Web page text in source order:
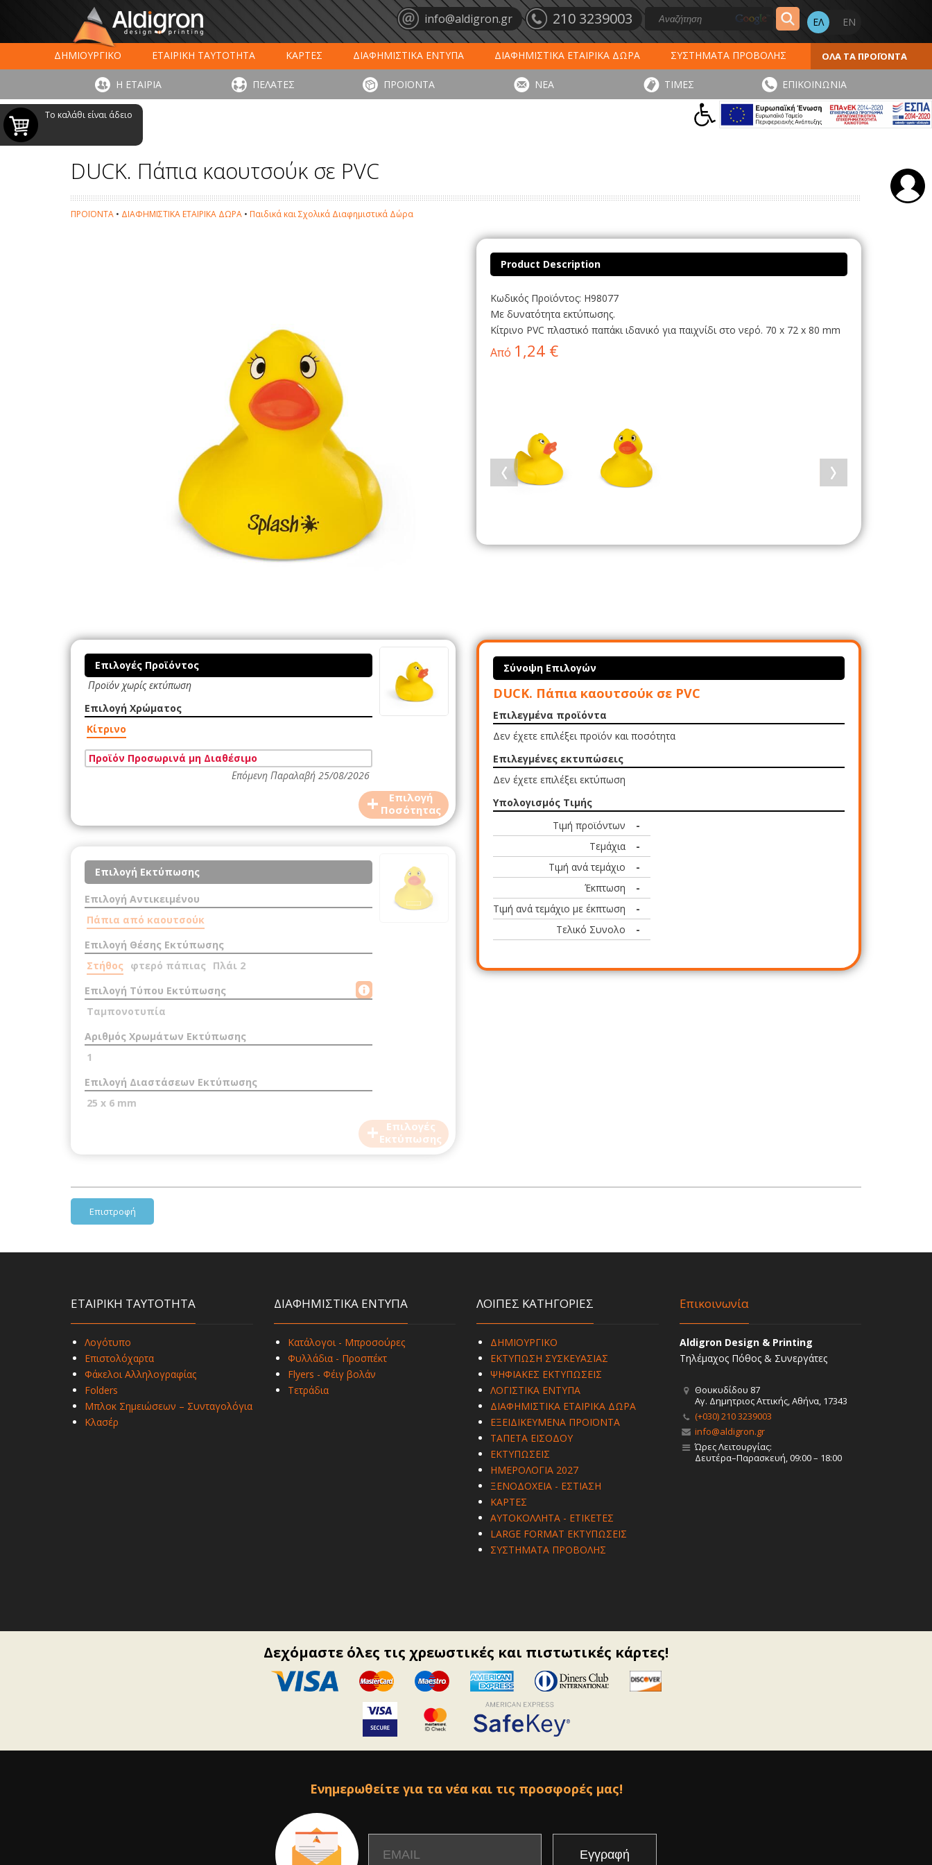
info@aldigron.gr 210 3239003
ΔΗΜΙΟΥΡΓΙΚΟ ΕΤΑΙΡΙΚΗ ΤΑΥΤΟΤΗΤΑ ΚΑΡΤΕΣ ΔΙΑΦΗΜΙΣΤΙΚΑ ΕΝΤΥΠΑ ΔΙΑΦΗΜΙΣΤΙΚΑ ΕΤΑΙΡΙΚΑ ΔΩΡΑ
ΣΥΣΤΗΜΑΤΑ ΠΡΟΒΟΛΗΣ
ΕΚΤΥΠΩΣΗ ΣΥΣΚΕΥΑΣΙΑΣ
LARGE FORMAT ΕΚΤΥΠΩΣΕΙΣ ΞΕΝΟΔΟΧΕΙΑ - ΕΣΤΙΑΣΗ ΤΑΠΕΤΑ ΕΙΣΟΔΟΥ ΗΜΕΡΟΛΟΓΙΑ 2027
ΕΚΤΥΠΩΣΕΙΣ
ΑΥΤΟΚΟΛΛΗΤΑ - ΕΤΙΚΕΤΕΣ
ΟΛΑ ΤΑ ΠΡΟΪΟΝΤΑ
Η ΕΤΑΙΡΙΑ ΠΕΛΑΤΕΣ ΠΡΟΪΟΝΤΑ ΝΕΑ ΤΙΜΕΣ ΕΠΙΚΟΙΝΩΝΙΑ
Το καλάθι είναι άδειο
DUCK. Πάπια καουτσούκ σε PVC
ΠΡΟΪΟΝΤΑ • ΔΙΑΦΗΜΙΣΤΙΚΑ ΕΤΑΙΡΙΚΑ ΔΩΡΑ • Παιδικά και Σχολικά Διαφημιστικά Δώρα
Product Description
Κωδικός Προϊόντος: H98077
Με δυνατότητα εκτύπωσης.
Κίτρινο PVC πλαστικό παπάκι ιδανικό για παιχνίδι στο νερό. 70 x 72 x 80 mm
Από 1,24 €
Επιλογές Προϊόντος
Προϊόν χωρίς εκτύπωση
+
Επιλογή
Ποσότητας
Επιλογή Χρώματος
Κίτρινο
Προϊόν Προσωρινά μη Διαθέσιμο
Επόμενη Παραλαβή 25/08/2026
+
Επιλογές
Εκτύπωσης
Επιλογή Εκτύπωσης
Επιλογή Αντικειμένου
Πάπια από καουτσούκ
Επιλογή Θέσης Εκτύπωσης
Στήθος φτερό πάπιας
Πλάι 2
Επιλογή Τύπου Εκτύπωσης
Ταμπονοτυπία
Αριθμός Χρωμάτων Εκτύπωσης
1
Επιλογή Διαστάσεων Εκτύπωσης
25 x 6 mm
Σύνοψη Επιλογών
DUCK. Πάπια καουτσούκ σε PVC
Επιλεγμένα προϊόντα
Δεν έχετε επιλέξει προϊόν και ποσότητα
Επιλεγμένες εκτυπώσεις
Δεν έχετε επιλέξει εκτύπωση
Υπολογισμός Τιμής
Τιμή προϊόντων
-
Τεμάχια
-
Τιμή ανά τεμάχιο
-
Έκπτωση
-
Τιμή ανά τεμάχιο με έκπτωση
-
Τελικό Συνολο
-
Επιστροφή
ΕΤΑΙΡΙΚΗ ΤΑΥΤΟΤΗΤΑ
Λογότυπο
Επιστολόχαρτα
Φάκελοι Αλληλογραφίας
Folders
Μπλοκ Σημειώσεων – Συνταγολόγια
Κλασέρ
ΔΙΑΦΗΜΙΣΤΙΚΑ ΕΝΤΥΠΑ
Κατάλογοι - Μπροσούρες
Φυλλάδια - Προσπέκτ
Flyers - Φέιγ βολάν
Τετράδια
ΛΟΙΠΕΣ ΚΑΤΗΓΟΡΙΕΣ
ΔΗΜΙΟΥΡΓΙΚΟ
ΕΚΤΥΠΩΣΗ ΣΥΣΚΕΥΑΣΙΑΣ
ΨΗΦΙΑΚΕΣ ΕΚΤΥΠΩΣΕΙΣ
ΛΟΓΙΣΤΙΚΑ ΕΝΤΥΠΑ
ΔΙΑΦΗΜΙΣΤΙΚΑ ΕΤΑΙΡΙΚΑ ΔΩΡΑ
ΕΞΕΙΔΙΚΕΥΜΕΝΑ ΠΡΟΪΟΝΤΑ
ΤΑΠΕΤΑ ΕΙΣΟΔΟΥ
ΕΚΤΥΠΩΣΕΙΣ
ΗΜΕΡΟΛΟΓΙΑ 2027
ΞΕΝΟΔΟΧΕΙΑ - ΕΣΤΙΑΣΗ
ΚΑΡΤΕΣ
ΑΥΤΟΚΟΛΛΗΤΑ - ΕΤΙΚΕΤΕΣ
LARGE FORMAT ΕΚΤΥΠΩΣΕΙΣ
ΣΥΣΤΗΜΑΤΑ ΠΡΟΒΟΛΗΣ
Επικοινωνία
Aldigron Design & Printing
Τηλέμαχος Πόθος & Συνεργάτες
Θουκυδίδου 87
Αγ. Δημητριος Αττικής, Αθήνα, 17343
(+030) 210 3239003
info@aldigron.gr
Ώρες Λειτουργίας:
Δευτέρα–Παρασκευή, 09:00 – 18:00
Δεχόμαστε όλες τις χρεωστικές και πιστωτικές κάρτες!
Ενημερωθείτε για τα νέα και τις προσφορές μας!